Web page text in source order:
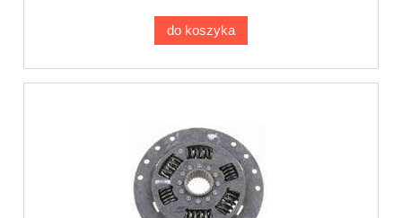
do koszyka